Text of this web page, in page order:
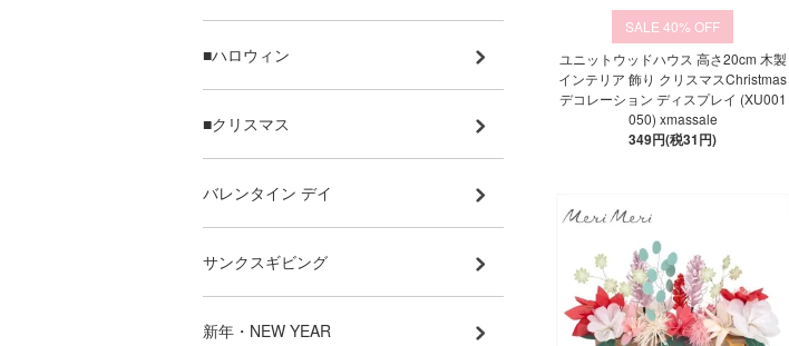
40%
ユニットウッドハウス 高さ20cm 木製
インテリア 飾り クリスマスChristmas
デコレーション ディスプレイ (XU001
050) xmassale
349円(税31円)
■ハロウィン
■クリスマス
バレンタイン デイ
サンクスギビング
新年・NEW YEAR